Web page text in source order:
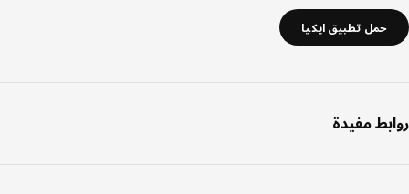
حمل تطبيق ايكيا
روابط مفيدة